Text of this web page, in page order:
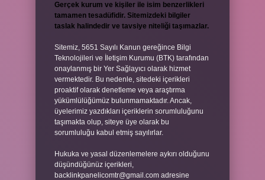
Gerçek kurum ve kişiler ile isim benzerlikleri
tamamen tesadüfidir. Sitemizdeki bilgiler
taslak halindedir ve tavsiye niteliği taşımazlar.
Sitemiz, 5651 Sayılı Kanun gereğince Bilgi
Teknolojileri ve İletişim Kurumu (BTK) tarafından
onaylanmış bir Yer Sağlayıcı olarak hizmet
vermektedir. Bu nedenle, sitedeki içerikleri
proaktif olarak denetleme veya araştırma
yükümlülüğümüz bulunmamaktadır. Ancak,
üyelerimiz yazdıkları içeriklerin sorumluluğunu
taşımakta olup, siteye üye olarak bu
sorumluluğu kabul etmiş sayılırlar.
Hukuka ve yasal düzenlemelere aykırı olduğunu
düşündüğünüz içerikleri,
backlinkpanelicomtr@gmail.com adresine